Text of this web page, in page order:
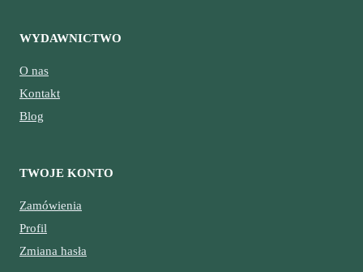
WYDAWNICTWO
O nas
Kontakt
Blog
TWOJE KONTO
Zamówienia
Profil
Zmiana hasła